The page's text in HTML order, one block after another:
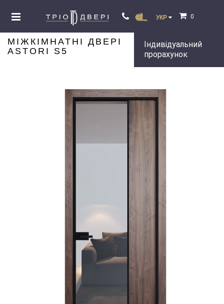
УКР 0
МІЖКІМНАТНІ ДВЕРІ
ASTORI S5
Індивідуальний
прорахунок